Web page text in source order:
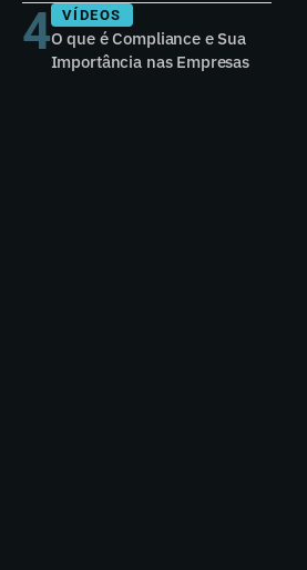
4 VÍDEOS
O que é Compliance e Sua
Importância nas Empresas